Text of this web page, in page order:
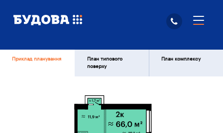
Приклад планування
План типового
поверху
План комплексу